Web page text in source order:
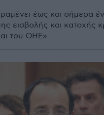
έως και σήμερα
εισβολής και κατοχής
του ΟΗΕ»